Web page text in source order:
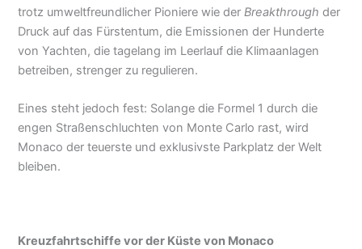
trotz umweltfreundlicher Pioniere wie derBreakthrough der
Druck auf das Fürstentum, die Emissionen der Hunderte
von Yachten, die tagelang im Leerlauf die Klimaanlagen
betreiben, strenger zu regulieren.
Eines steht jedoch fest: Solange die Formel 1 durch die
engen Straßenschluchten von Monte Carlo rast, wird
Monaco der teuerste und exklusivste Parkplatz der Welt
bleiben.
Kreuzfahrtschiffe vor der Küste von Monaco